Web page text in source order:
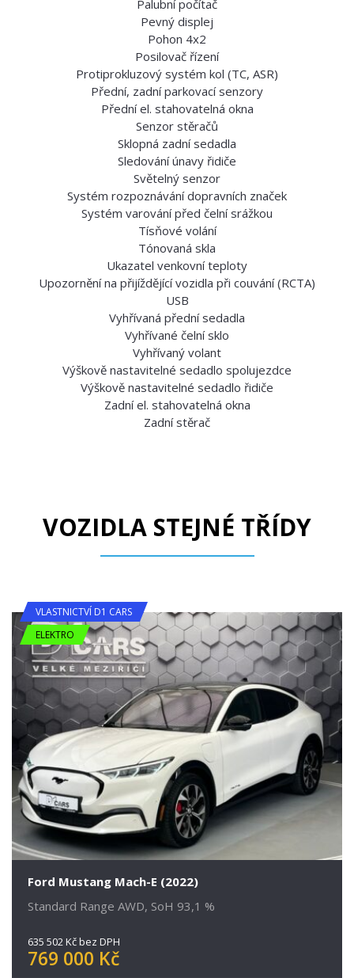
Palubní počítač
Pevný displej
Pohon 4x2
Posilovač řízení
Protiprokluzový systém kol (TC, ASR)
Přední, zadní parkovací senzory
Přední el. stahovatelná okna
Senzor stěračů
Sklopná zadní sedadla
Sledování únavy řidiče
Světelný senzor
Systém rozpoznávání dopravních značek
Systém varování před čelní srážkou
Tísňové volání
Tónovaná skla
Ukazatel venkovní teploty
Upozornění na přijíždějící vozidla při couvání (RCTA)
USB
Vyhřívaná přední sedadla
Vyhřívané čelní sklo
Vyhřívaný volant
Výškově nastavitelné sedadlo spolujezdce
Výškově nastavitelné sedadlo řidiče
Zadní el. stahovatelná okna
Zadní stěrač
VOZIDLA STEJNÉ TŘÍDY
VLASTNICTVÍ D1 CARS
ELEKTRO
Ford Mustang Mach-E (2022)
Standard Range AWD, SoH 93,1 %
635 502 Kč bez DPH
769 000 Kč